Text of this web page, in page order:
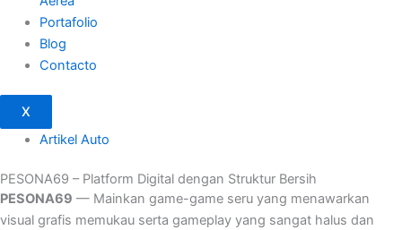
Portafolio
Blog
Contacto
X
Artikel Auto
PESONA69 – Platform Digital dengan Struktur Bersih
PESONA69 — Mainkan game-game seru yang menawarkan
visual grafis memukau serta gameplay yang sangat halus dan